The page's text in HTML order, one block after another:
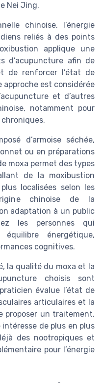
Nei Jing.
chinoise, l’énergie
reliés à des points
applique une
d’acupuncture afin de
de renforcer l’état de
approche est considérée
et d’autres
notamment pour
d’armoise séchée,
ou en préparations
moxa permet des types
de la moxibustion
localisées selon les
chinoise de la
adaptation à un public
les personnes qui
énergétique,
cognitives.
la qualité du moxa et la
choisis sont
évalue l’état de
articulaires et la
proposer un traitement.
de plus en plus
des nootropiques et
pour l’énergie